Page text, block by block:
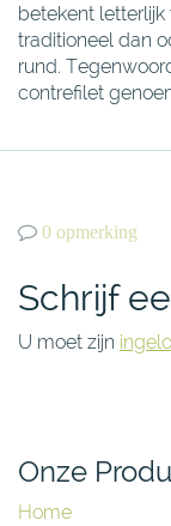
betekent
traditioneel dan
rund.
contrefilet
0 opmerking
Schrijf
U moet zijn
Onze
Home